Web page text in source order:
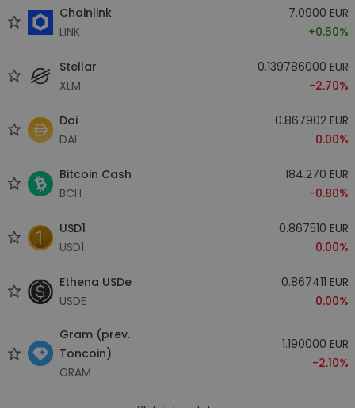
Chainlink
LINK
7.0900 EUR
+0.50%
Stellar
XLM
0.139786000 EUR
-2.70%
Dai
DAI
0.867902 EUR
0.00%
Bitcoin Cash
BCH
184.270 EUR
-0.80%
USD1
USD1
0.867510 EUR
0.00%
Ethena USDe
USDE
0.867411 EUR
0.00%
Gram (prev.
Toncoin)
GRAM
1.190000 EUR
-2.10%